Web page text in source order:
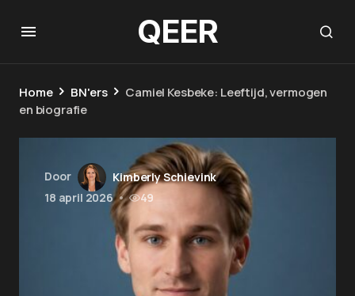
QEER
Home BN'ers
Camiel Kesbeke: Leeftijd, vermogen
en biografie
Door
Kimberly Schievink
18 april 2026 • 49